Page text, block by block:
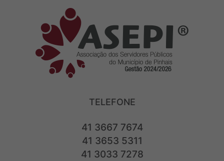
TELEFONE
41 3667 7674
41 3653 5311
41 3033 7278